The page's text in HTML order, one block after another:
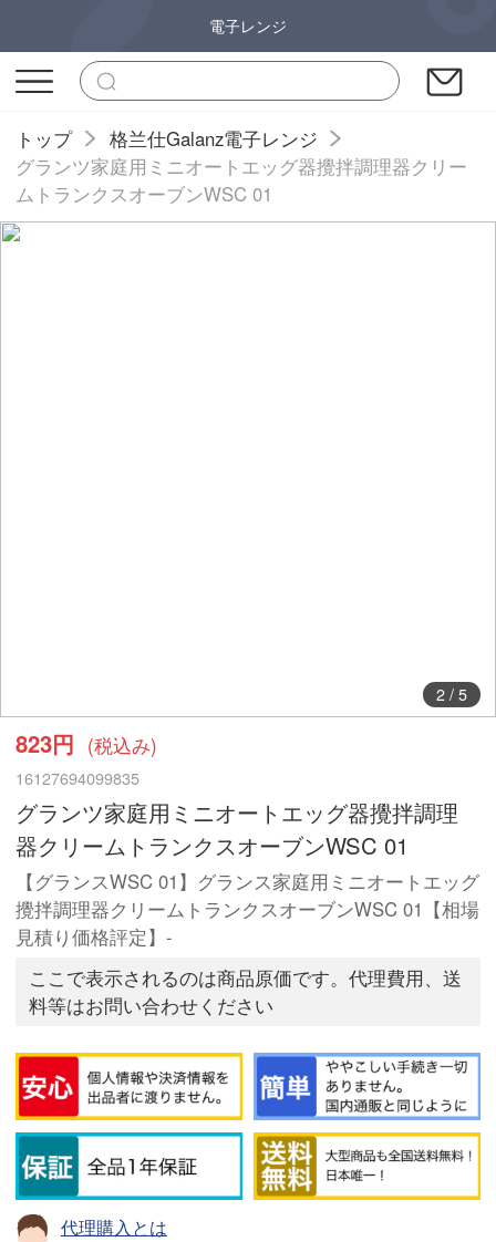
電子レンジ
トップ
格兰仕Galanz電子レンジ
グランツ家庭用ミニオートエッグ器攪拌調理器クリー
ムトランクスオーブンWSC 01
3/ 5
823円 (税込み)
16127694099835
グランツ家庭用ミニオートエッグ器攪拌調理
器クリームトランクスオーブンWSC 01
【グランスWSC 01】グランス家庭用ミニオートエッグ
攪拌調理器クリームトランクスオーブンWSC 01【相場
見積り価格評定】-
ここで表示されるのは商品原価です。代理費用、送
料等はお問い合わせください
代理購入とは